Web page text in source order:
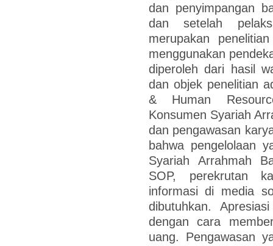
dan penyimpangan
dan setelah
merupakan
menggunakan
diperoleh dari hasil
dan objek penelitian
& Human
Konsumen Syariah
dan pengawasan
bahwa pengelolaan
Syariah Arrahmah
SOP, perekrutan
informasi di media
dibutuhkan.
dengan cara
uang. Pengawasan